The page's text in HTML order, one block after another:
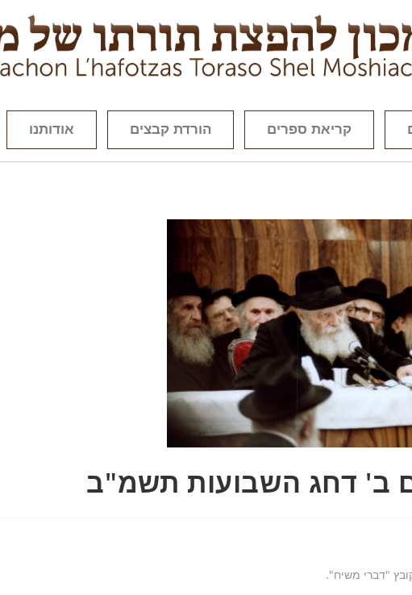
קריאת ספרים הורדת קבצים אודותנו
ב' דחג השבועות תשמ"ב
"דברי משיח".